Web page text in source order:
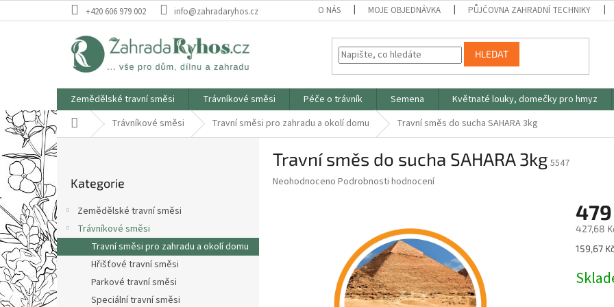
na
+420 606 979 002 info@zahradaryhos.cz O NÁS MOJE OBJEDNÁVKA PŮJČOVNA ZAHRADNÍ TECHNIKY
HLEDAT
Zemědělské travní směsi Trávníkové směsi Péče o trávník Semena Květnaté louky, domečky pro hmyz
Domů Trávníkové směsi Travní směsi pro zahradu a okolí domu Travní směs do sucha SAHARA 3kg
P
o
r
a
n
n
í
p
a
kategorie
Kategorie
Zemědělské travní směsi
Trávníkové směsi
Travní směsi pro zahradu a okolí domu
Hřišťové travní směsi
Parkové travní směsi
Speciální travní směsi
Travní směs do sucha SAHARA 3kg 5547
Průměrné
Neohodnoceno Podrobnosti hodnocení
427,68
Měrná
159,67